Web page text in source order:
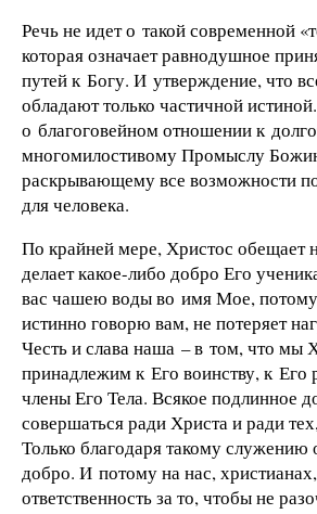
Речь не идет о такой современной
которая означает равнодушное
путей к Богу. И утверждение, что
обладают только частичной
о благоговейном отношении к
многомилостивому Промыслу
раскрывающему все возможности
для человека.
По крайней мере, Христос обещает
делает какое-либо добро Его
вас чашею воды во имя Мое,
истинно говорю вам, не потеряет
Честь и слава наша – в том, что мы
принадлежим к Его воинству, к Его
члены Его Тела. Всякое подлинное
совершаться ради Христа и ради
Только благодаря такому служению
добро. И потому на нас,
ответственность за то, чтобы не